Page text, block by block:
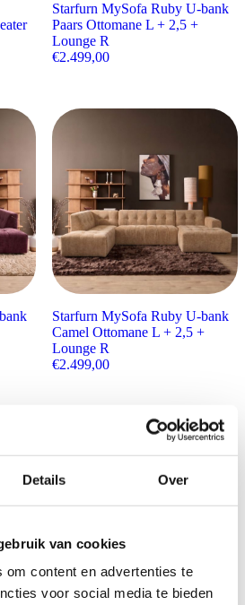
Details Over
van cookies
om content en advertenties te
voor social media te bieden
Starfurn MySofa Ruby U-bank
Paars Ottomane L + 2,5 +
Lounge R
€2.499,00
Starfurn MySofa Ruby U-bank
Camel Ottomane L + 2,5 +
Lounge R
€2.499,00